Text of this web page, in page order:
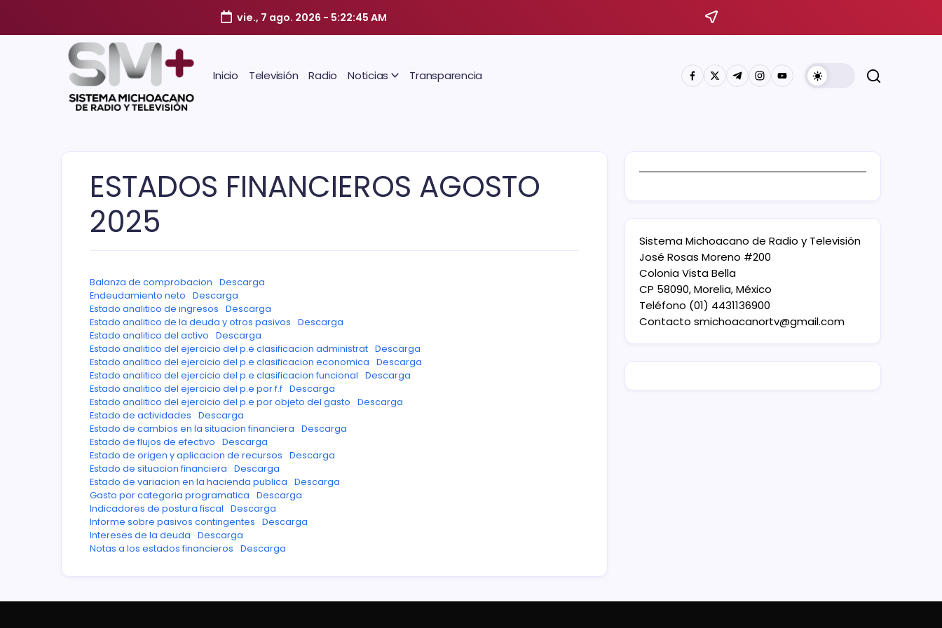
vie., 7 ago. 2026 - 5:22:45 AM
Inicio Televisión Radio Noticias Transparencia
ESTADOS FINANCIEROS AGOSTO
2025
Balanza de comprobacion
Descarga
Endeudamiento neto
Descarga
Estado analitico de ingresos
Descarga
Estado analitico de la deuda y otros pasivos
Descarga
Estado analitico del activo
Descarga
Estado analitico del ejercicio del p.e clasificacion administrat Descarga
Estado analitico del ejercicio del p.e clasificacion economica
Descarga
Estado analitico del ejercicio del p.e clasificacion funcional
Descarga
Estado analitico del ejercicio del p.e por f.f Descarga
Estado analitico del ejercicio del p.e por objeto del gasto
Descarga
Estado de actividades
Descarga
Estado de cambios en la situacion financiera
Descarga
Estado de flujos de efectivo
Descarga
Estado de origen y aplicacion de recursos
Descarga
Estado de situacion financiera
Descarga
Estado de variacion en la hacienda publica
Descarga
Gasto por categoria programatica
Descarga
Indicadores de postura fiscal
Descarga
Informe sobre pasivos contingentes
Descarga
Intereses de la deuda
Descarga
Notas a los estados financieros
Descarga
Sistema Michoacano de Radio y Televisión
José Rosas Moreno #200
Colonia Vista Bella
CP 58090, Morelia, México
Teléfono (01) 4431136900
Contacto smichoacanortv@gmail.com